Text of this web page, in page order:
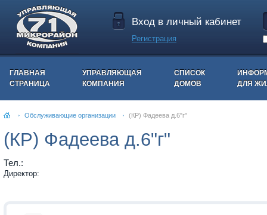
Вход в личный кабинет
Регистрация
ГЛАВНАЯ
СТРАНИЦА
УПРАВЛЯЮЩАЯ
КОМПАНИЯ
СПИСОК
ДОМОВ
ДЛЯ
Обслуживающие организации (КР) Фадеева д.6"г"
(КР) Фадеева д.6"г"
Тел.:
Директор: